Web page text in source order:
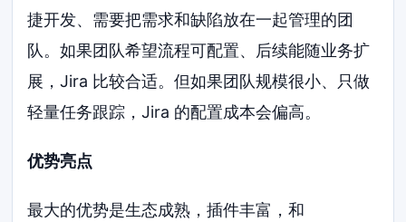
捷开发、需要把需求和缺陷放在一起管理的团
队。如果团队希望流程可配置、后续能随业务扩
展，Jira 比较合适。但如果团队规模很小、只做
轻量任务跟踪，Jira 的配置成本会偏高。
优势亮点
最大的优势是生态成熟，插件丰富，和